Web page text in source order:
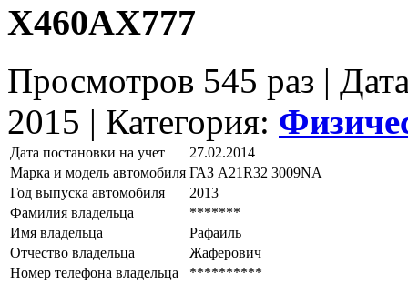
Х460АХ777
Просмотров 545 раз |
2015 | Категория:
Дата постановки на учет
27.02.2014
Марка и модель автомобиля ГАЗ А21R32 3009NА
Год выпуска автомобиля
2013
Фамилия владельца
*******
Имя владельца
Рафаиль
Отчество владельца
Жаферович
Номер телефона владельца
**********